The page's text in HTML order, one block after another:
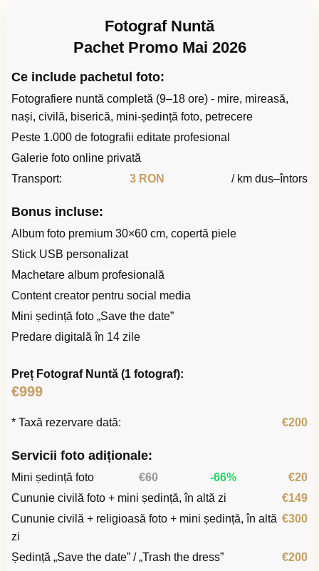
Fotograf Nuntă
Pachet Promo Mai 2026
Ce include pachetul foto:
Fotografiere nuntă completă (9–18 ore) - mire, mireasă,
nași, civilă, biserică, mini-ședință foto, petrecere
Peste 1.000 de fotografii editate profesional
Galerie foto online privată
Transport:
3 RON / km dus–întors
Bonus incluse:
Album foto premium 30×60 cm, copertă piele
Stick USB personalizat
Machetare album profesională
Content creator pentru social media
Mini ședință foto „Save the date”
Predare digitală în 14 zile
Preț Fotograf Nuntă (1 fotograf):
€999
* Taxă rezervare dată: €200
Servicii foto adiționale:
Mini ședință foto €60 -66%
€20
Cununie civilă foto + mini ședință, în altă zi
€149
Cununie civilă + religioasă foto + mini ședință, în altă
zi
€300
Ședință „Save the date” / „Trash the dress”
€200